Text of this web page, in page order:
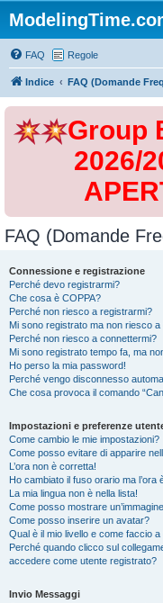
FAQ Regole
Indice FAQ (Domande
Group
2026/
FAQ (Domande
Connessione e registrazione
Perché devo registrarmi?
Che cosa è COPPA?
Perché non riesco a registrarmi?
Mi sono registrato ma non riesco a
Perché non riesco a connettermi?
Mi sono registrato tempo fa, ma
Ho perso la mia password!
Perché vengo disconnesso
Che cosa provoca il comando
Impostazioni e preferenze
Come cambio le mie impostazioni?
Come posso evitare di apparire
L’ora non è corretta!
Ho cambiato il fuso orario ma l’ora
La mia lingua non è nella lista!
Come posso mostrare
Come posso inserire un avatar?
Qual è il mio livello e come faccio
Perché quando clicco sul
accedere come utente registrato?
Invio Messaggi